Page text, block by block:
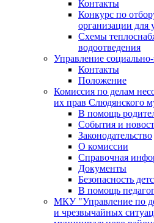
Контакты
Конкурс по
организации
Схемы
водоотведения
Управление
Контакты
Положение
Комиссия по делам
их прав Слюдянского
В помощь
События и
Законодательство
О комиссии
Справочная
Документы
Безопасность
В помощь
МКУ "Управление по
и чрезвычайных